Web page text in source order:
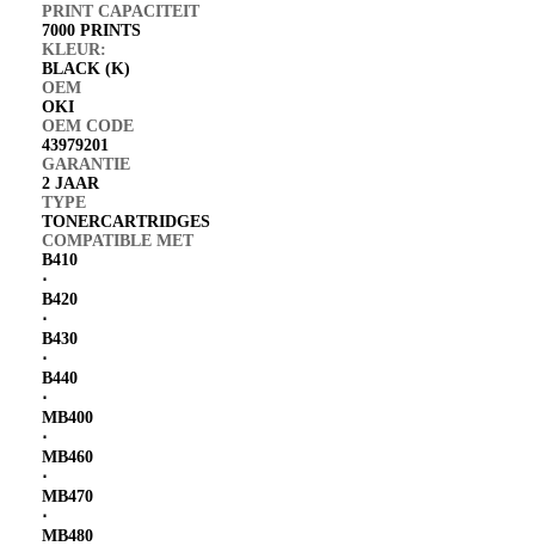
PRINT CAPACITEIT
7000 PRINTS
KLEUR:
BLACK (K)
OEM
OKI
OEM CODE
43979201
GARANTIE
2 JAAR
TYPE
TONERCARTRIDGES
COMPATIBLE MET
B410
⋅
B420
⋅
B430
⋅
B440
⋅
MB400
⋅
MB460
⋅
MB470
⋅
MB480